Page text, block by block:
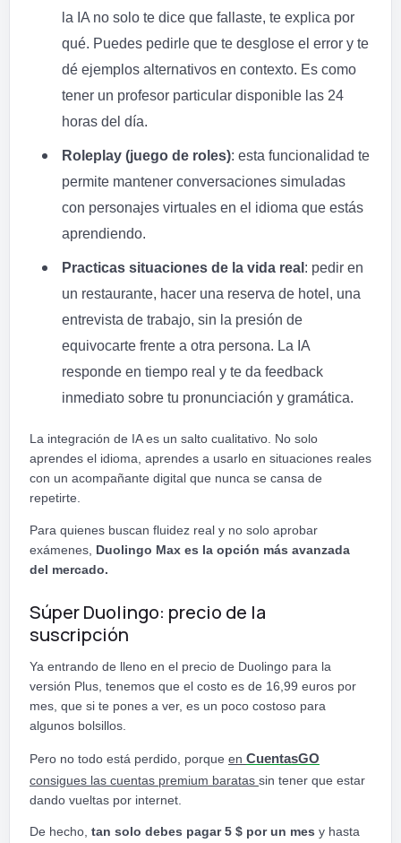
la IA no solo te dice que fallaste, te explica por
qué. Puedes pedirle que te desglose el error y te
dé ejemplos alternativos en contexto. Es como
tener un profesor particular disponible las 24
horas del día.
Roleplay (juego de roles): esta funcionalidad te
permite mantener conversaciones simuladas
con personajes virtuales en el idioma que estás
aprendiendo.
Practicas situaciones de la vida real : pedir en
un restaurante, hacer una reserva de hotel, una
entrevista de trabajo, sin la presión de
equivocarte frente a otra persona. La IA
responde en tiempo real y te da feedback
inmediato sobre tu pronunciación y gramática.
La integración de IA es un salto cualitativo. No solo
aprendes el idioma, aprendes a usarlo en situaciones reales
con un acompañante digital que nunca se cansa de
repetirte.
Para quienes buscan fluidez real y no solo aprobar
exámenes, Duolingo Max es la opción más avanzada
del mercado.
Súper Duolingo: precio de la
suscripción
Ya entrando de lleno en el precio de Duolingo para la
versión Plus, tenemos que el costo es de 16,99 euros por
mes, que si te pones a ver, es un poco costoso para
algunos bolsillos.
Pero no todo está perdido, porque en CuentasGO
consigues las cuentas premium baratas sin tener que estar
dando vueltas por internet.
De hecho, tan solo debes pagar 5 $ por un mes y hasta